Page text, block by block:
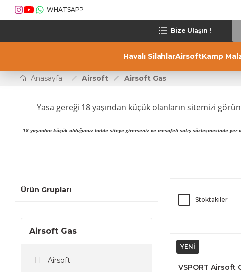
WHATSAPP
Bize Ulaşın !
Havalı SilahlarAirsoftKamp
Anasayfa Airsoft Airsoft Gas
Yasa gereği 18 yaşından küçük olanların sitemizi
18 yaşından küçük olduğunuz halde siteye girerseniz ve mesafeli satış sözleşmesinde
Ürün Grupları
Airsoft Gas
Airsoft
Stoktakiler
YENİ
VSPORT Airsoft